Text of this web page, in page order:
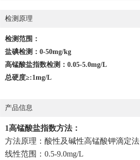
检测原理
检测范围：
盐碘检测：0-50mg/kg
高锰酸盐指数检测：0.05-5.0mg/L
总硬度≥:1mg/L
产品信息
1高锰酸盐指数方法：
方法原理：酸性及碱性高锰酸钾滴定法
线性范围：0.5-9.0mg/L